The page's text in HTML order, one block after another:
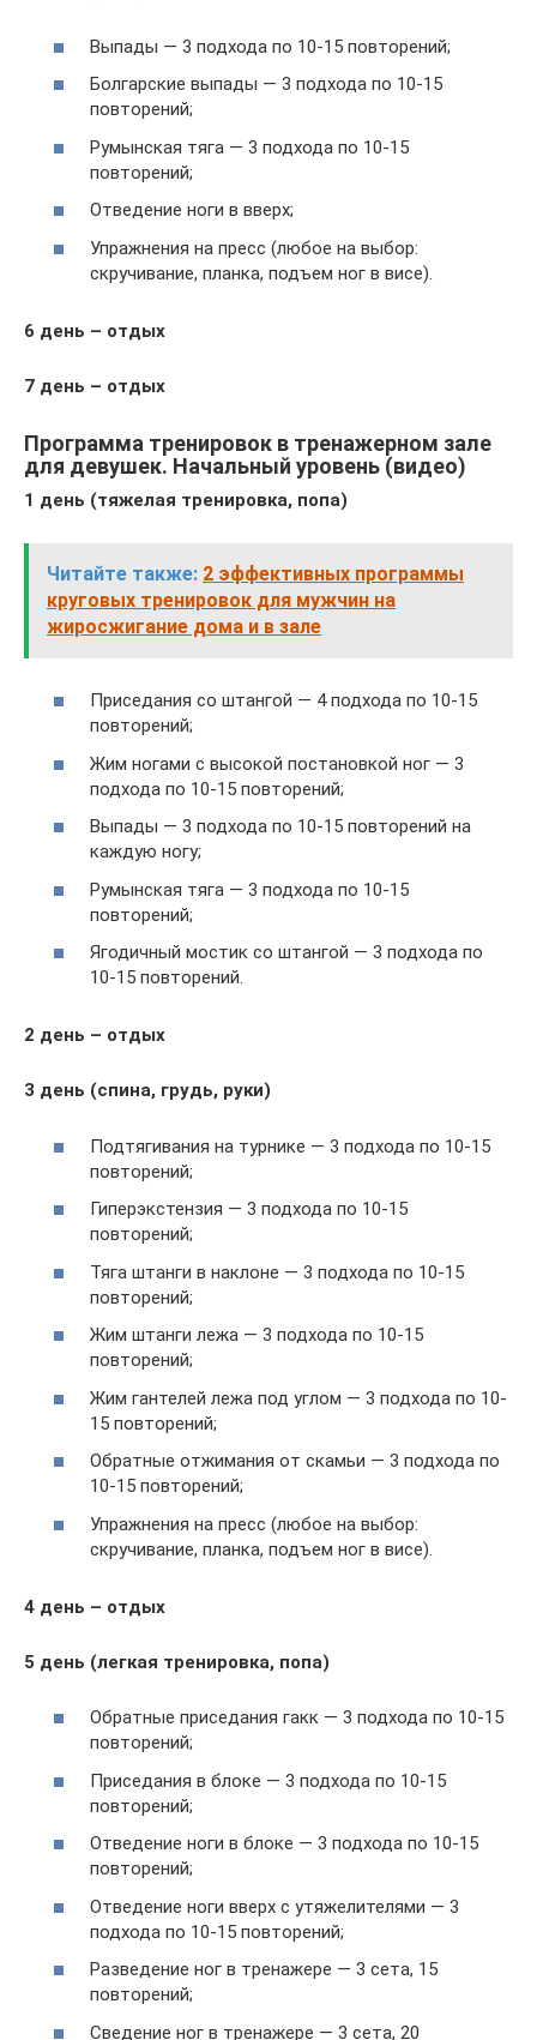
Выпады — 3 подхода по 10-15 повторений;
Болгарские выпады — 3 подхода по 10-15
повторений;
Румынская тяга — 3 подхода по 10-15
повторений;
Отведение ноги в вверх;
Упражнения на пресс (любое на выбор:
скручивание, планка, подъем ног в висе).
6 день – отдых
7 день – отдых
Программа тренировок в тренажерном зале
для девушек. Начальный уровень (видео)
1 день (тяжелая тренировка, попа)
Читайте также: 2 эффективных программы
круговых тренировок для мужчин на
жиросжигание дома и в зале
Приседания со штангой — 4 подхода по 10-15
повторений;
Жим ногами с высокой постановкой ног — 3
подхода по 10-15 повторений;
Выпады — 3 подхода по 10-15 повторений на
каждую ногу;
Румынская тяга — 3 подхода по 10-15
повторений;
Ягодичный мостик со штангой — 3 подхода по
10-15 повторений.
2 день – отдых
3 день (спина, грудь, руки)
Подтягивания на турнике — 3 подхода по 10-15
повторений;
Гиперэкстензия — 3 подхода по 10-15
повторений;
Тяга штанги в наклоне — 3 подхода по 10-15
повторений;
Жим штанги лежа — 3 подхода по 10-15
повторений;
Жим гантелей лежа под углом — 3 подхода по 10-
15 повторений;
Обратные отжимания от скамьи — 3 подхода по
10-15 повторений;
Упражнения на пресс (любое на выбор:
скручивание, планка, подъем ног в висе).
4 день – отдых
5 день (легкая тренировка, попа)
Обратные приседания гакк — 3 подхода по 10-15
повторений;
Приседания в блоке — 3 подхода по 10-15
повторений;
Отведение ноги в блоке — 3 подхода по 10-15
повторений;
Отведение ноги вверх с утяжелителями — 3
подхода по 10-15 повторений;
Разведение ног в тренажере — 3 сета, 15
повторений;
Сведение ног в тренажере — 3 сета, 20